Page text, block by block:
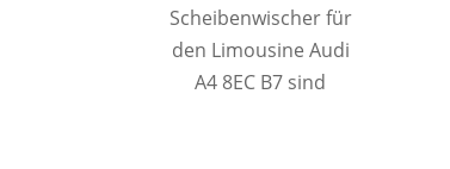
Scheibenwischer für
den Limousine Audi
A4 8EC B7 sind